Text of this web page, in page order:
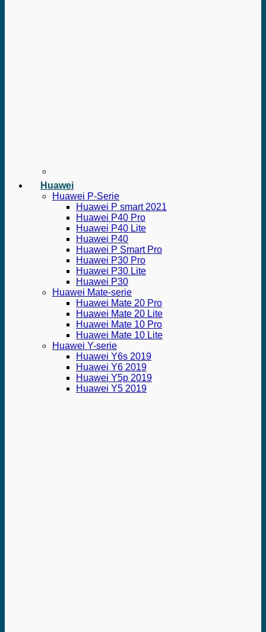
Huawei
Huawei P-Serie
Huawei P smart 2021
Huawei P40 Pro
Huawei P40 Lite
Huawei P40
Huawei P Smart Pro
Huawei P30 Pro
Huawei P30 Lite
Huawei P30
Huawei Mate-serie
Huawei Mate 20 Pro
Huawei Mate 20 Lite
Huawei Mate 10 Pro
Huawei Mate 10 Lite
Huawei Y-serie
Huawei Y6s 2019
Huawei Y6 2019
Huawei Y5p 2019
Huawei Y5 2019